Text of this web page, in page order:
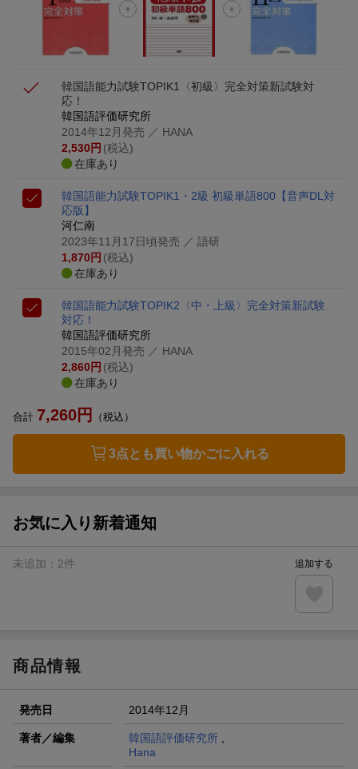
エントリー＆3,000円以上購入で無料データSIM（3GB/月プ
韓国語能力試験TOPIK1〈初級〉完全対策新試験対
応！
韓国語評価研究所
2014年12月発売 ／ HANA
2,530円 (税込)
在庫あり
韓国語能力試験TOPIK1・2級 初級単語800【音声DL対
応版】
河仁南
2023年11月17日頃発売 ／ 語研
1,870円 (税込)
在庫あり
韓国語能力試験TOPIK2〈中・上級〉完全対策新試験
対応！
韓国語評価研究所
2015年02月発売 ／ HANA
2,860円 (税込)
在庫あり
合計 7,260円 （税込）
3点とも買い物かごに入れる
お気に入り新着通知
未追加： 2件 追加する
商品情報
発売日 2014年12月
著者／編集 韓国語評価研究所,
Hana